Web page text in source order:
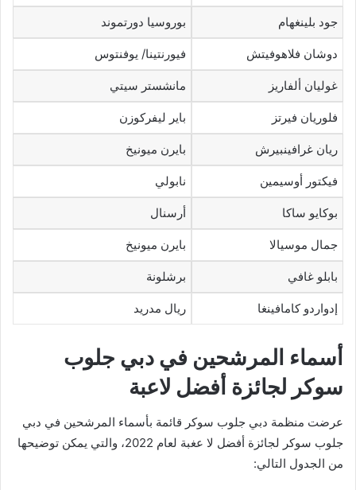
جود بلينغهام بوروسيا دورتموند
دوشان فلاهوفيتش فيورنتينا/ يوفنتوس
غوليان ألفاريز مانشستر سيتي
فلوريان فيرتز باير ليفركوزن
ريان غرافينبيرش بايرن ميونيخ
فيكتور أوسيمين نابولي
بوكايو ساكا أرسنال
جمال موسيالا بايرن ميونيخ
بابلو غافي برشلونة
إدواردو كامافينغا ريال مدريد
أسماء المرشحين في دبي جلوب
سوكر لجائزة أفضل لاعبة
عرضت منظمة دبي جلوب سوكر قائمة بأسماء المرشحين في دبي
جلوب سوكر لجائزة أفضل لا عغبة لعام 2022، والتي يمكن توضيحها
من الجدول التالي: